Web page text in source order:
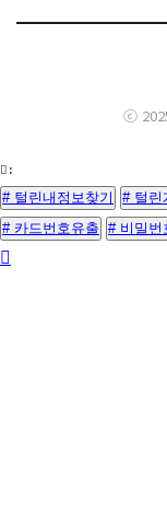
ⓒ
:
# 털린내정보찾기
# 털린
# 카드번호유출 # 비밀번